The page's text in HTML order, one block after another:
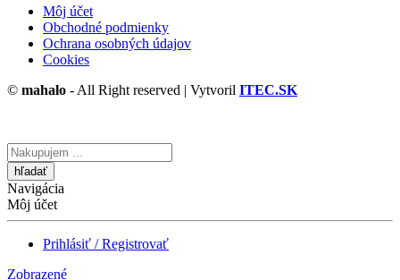
Môj účet
Obchodné podmienky
Ochrana osobných údajov
Cookies
© mahalo - All Right reserved | Vytvoril ITEC.SK
Vyhľadávanie
tu
Navigácia
Môj účet
Prihlásiť / Registrovať
Zobrazené